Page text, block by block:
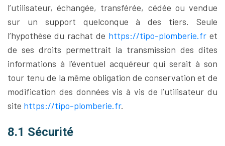
l’utilisateur, échangée, transférée, cédée ou vendue
sur un support quelconque à des tiers. Seule
l’hypothèse du rachat de https://tipo-plomberie.fr et
de ses droits permettrait la transmission des dites
informations à l’éventuel acquéreur qui serait à son
tour tenu de la même obligation de conservation et de
modification des données vis à vis de l’utilisateur du
site https://tipo-plomberie.fr.
8.1 Sécurité